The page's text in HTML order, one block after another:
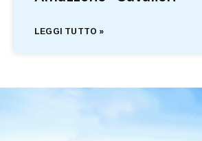
LEGGI TUTTO »